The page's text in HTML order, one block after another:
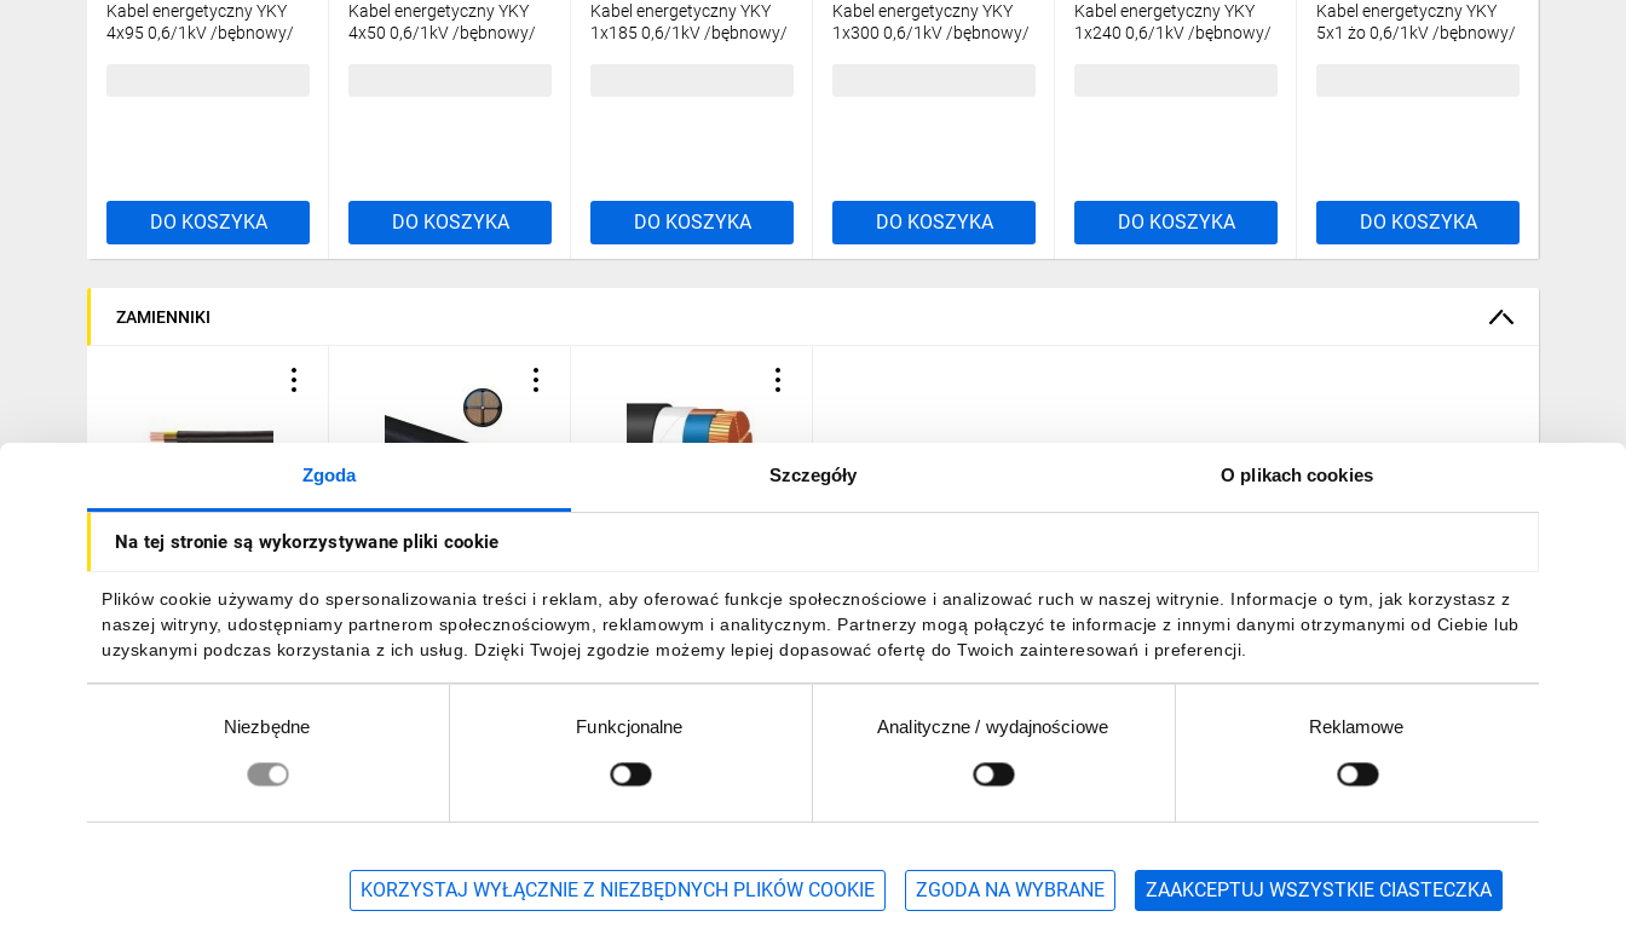
Zgoda Szczegóły O plikach cookies
Na tej stronie są wykorzystywane pliki cookie
Plików cookie używamy do spersonalizowania treści i reklam, aby oferować funkcje społecznościowe i analizować ruch w naszej witrynie. Informacje o tym, jak korzystasz z
naszej witryny, udostępniamy partnerom społecznościowym, reklamowym i analitycznym. Partnerzy mogą połączyć te informacje z innymi danymi otrzymanymi od Ciebie lub
uzyskanymi podczas korzystania z ich usług. Dzięki Twojej zgodzie możemy lepiej dopasować ofertę do Twoich zainteresowań i preferencji.
Niezbędne Funkcjonalne Analityczne / wydajnościowe Reklamowe
KORZYSTAJ WYŁĄCZNIE Z NIEZBĘDNYCH PLIKÓW COOKIE ZGODA NA WYBRANE ZAAKCEPTUJ WSZYSTKIE CIASTECZKA
Kabel energetyczny YKY
4x95 0,6/1kV /bębnowy/
DO KOSZYKA
Kabel energetyczny YKY
4x50 0,6/1kV /bębnowy/
DO KOSZYKA
Kabel energetyczny YKY
1x185 0,6/1kV /bębnowy/
DO KOSZYKA
Kabel energetyczny YKY
1x300 0,6/1kV /bębnowy/
DO KOSZYKA
Kabel energetyczny YKY
1x240 0,6/1kV /bębnowy/
DO KOSZYKA
Kabel energetyczny YKY
5x1 żo 0,6/1kV /bębnowy/
DO KOSZYKA
ZAMIENNIKI
Kabel energetyczny YKY
4x120 SM 0,6/1kV
342,69 zł brutto
Kabel energetyczny YKY
4x120 SM żo 0,6/1kV
635,64 złbrutto 604,98 złbrutto
Zapisz się, aby otrzymać informacje o nowościach, promocjach i wyprzedażach ZAPISZ SIĘ